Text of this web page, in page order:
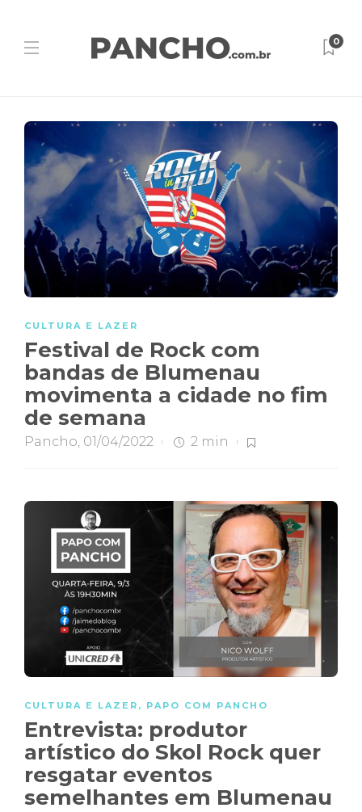
0
CULTURA E LAZER
Festival de Rock com
bandas de Blumenau
movimenta a cidade no fim
de semana
Pancho, 01/04/2022 2 min
CULTURA E LAZER , PAPO COM PANCHO
Entrevista: produtor
artístico do Skol Rock quer
resgatar eventos
semelhantes em Blumenau